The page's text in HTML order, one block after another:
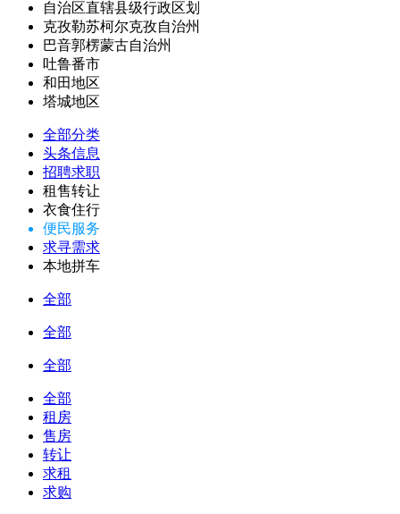
自治区直辖县级行政区划
克孜勒苏柯尔克孜自治州
巴音郭楞蒙古自治州
吐鲁番市
和田地区
塔城地区
全部分类
头条信息
招聘求职
租售转让
衣食住行
便民服务
求寻需求
本地拼车
全部
全部
全部
全部
租房
售房
转让
求租
求购